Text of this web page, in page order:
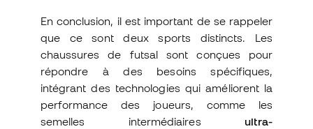
En conclusion, il est important de se rappeler
que ce sont deux sports distincts. Les
chaussures de futsal sont conçues pour
répondre à des besoins spécifiques,
intégrant des technologies qui améliorent la
performance des joueurs, comme les
semelles intermédiaires ultra-